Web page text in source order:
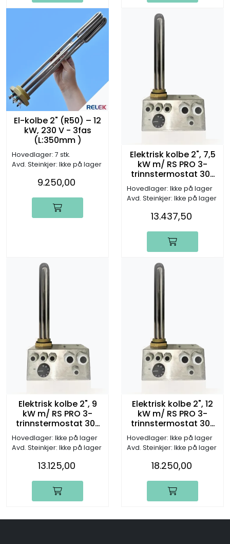
El-kolbe 2" (R50) – 12
kW, 230 V - 3fas
(L:350mm )
Hovedlager: 7 stk.
Avd. Steinkjer: Ikke på lager
9.250,00
Elektrisk kolbe 2", 7,5
kW m/ RS PRO 3-
trinnstermostat 30-
90°C, 3x230V
(L:390mm)
Hovedlager: Ikke på lager
Avd. Steinkjer: Ikke på lager
13.437,50
Elektrisk kolbe 2", 9
kW m/ RS PRO 3-
trinnstermostat 30-
90°C, 3x230V
(L:390mm)
Hovedlager: Ikke på lager
Avd. Steinkjer: Ikke på lager
13.125,00
Elektrisk kolbe 2", 12
kW m/ RS PRO 3-
trinnstermostat 30-
90°C, 3x230V
(L:350mm)
Hovedlager: Ikke på lager
Avd. Steinkjer: Ikke på lager
18.250,00